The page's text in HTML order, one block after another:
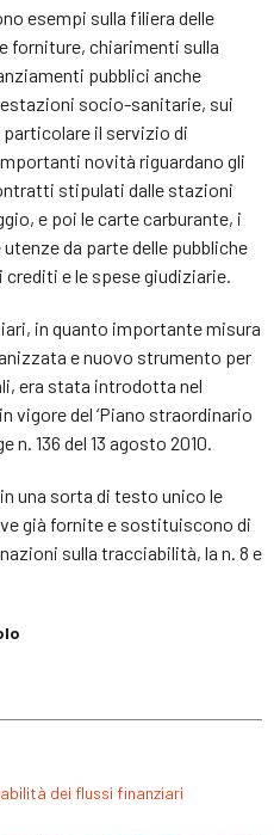
esempi sulla filiera delle
forniture, chiarimenti sulla
pubblici anche
socio-sanitarie, sui
il servizio di
novità riguardano gli
stipulati dalle stazioni
e poi le carte carburante, i
da parte delle pubbliche
e le spese giudiziarie.
in quanto importante misura
e nuovo strumento per
era stata introdotta nel
vigore del ‘Piano straordinario
n. 136 del 13 agosto 2010.
una sorta di testo unico le
già fornite e sostituiscono di
sulla tracciabilità, la n. 8 e
dei flussi finanziari